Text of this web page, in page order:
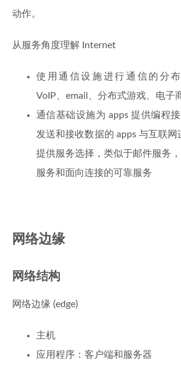
动作。
从服务角度理解 Internet
使用通信设施进行通信的分布
VoIP、email、分布式游戏、电子
通信基础设施为 apps 提供编程
发送和接收数据的 apps 与互联网
提供服务选择，类似于邮件服务
服务和面向连接的可靠服务
网络边缘
网络结构
网络边缘 (edge)
主机
应用程序：客户端和服务器